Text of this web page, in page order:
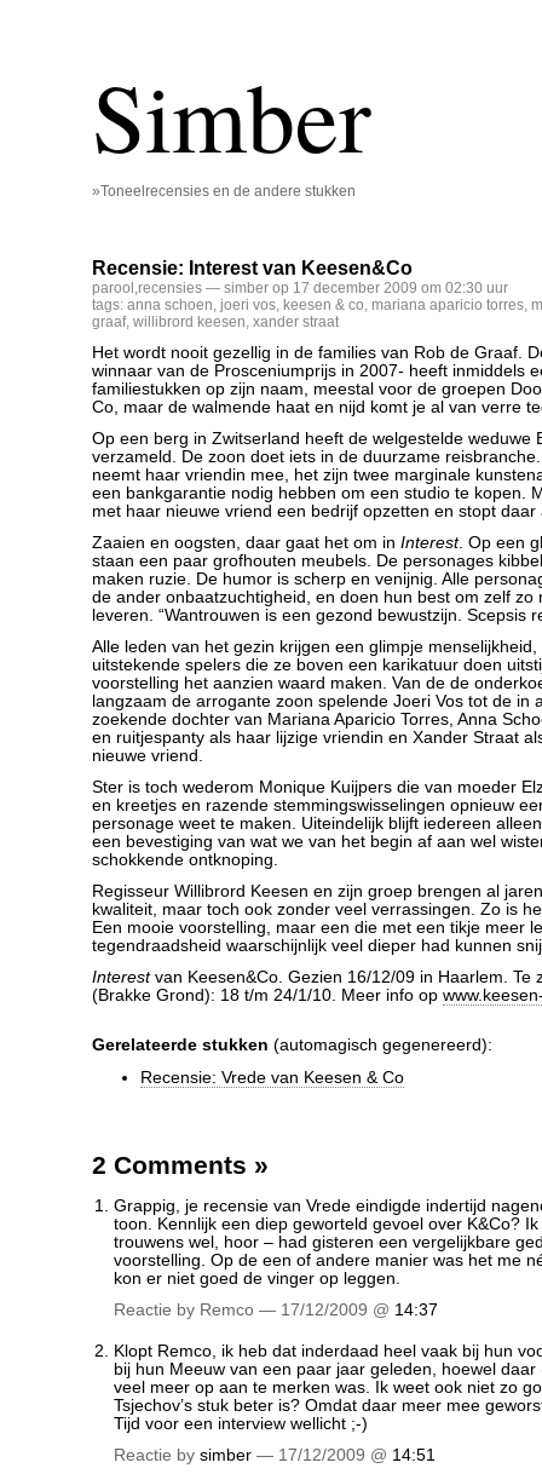
Simber
»Toneelrecensies en de andere stukken
Recensie: Interest van Keesen&Co
parool ,recensies — simber op 17 december 2009 om 02:30 uur
tags: anna schoen, joeri vos, keesen & co, mariana aparicio torres,
graaf, willibrord keesen, xander straat
Het wordt nooit gezellig in de families van Rob de Graaf.
winnaar van de Prosceniumprijs in 2007- heeft inmiddels
familiestukken op zijn naam, meestal voor de groepen
Co, maar de walmende haat en nijd komt je al van verre
Op een berg in Zwitserland heeft de welgestelde weduwe
verzameld. De zoon doet iets in de duurzame
neemt haar vriendin mee, het zijn twee marginale
een bankgarantie nodig hebben om een studio te kopen.
met haar nieuwe vriend een bedrijf opzetten en stopt daar
Zaaien en oogsten, daar gaat het om in Interest. Op een
staan een paar grofhouten meubels. De personages
maken ruzie. De humor is scherp en venijnig. Alle
de ander onbaatzuchtigheid, en doen hun best om zelf zo
leveren. “Wantrouwen is een gezond bewustzijn. Scepsis
Alle leden van het gezin krijgen een glimpje
uitstekende spelers die ze boven een karikatuur doen
voorstelling het aanzien waard maken. Van de de
langzaam de arrogante zoon spelende Joeri Vos tot de in
zoekende dochter van Mariana Aparicio Torres, Anna
en ruitjespanty als haar lijzige vriendin en Xander Straat
nieuwe vriend.
Ster is toch wederom Monique Kuijpers die van moeder
en kreetjes en razende stemmingswisselingen opnieuw
personage weet te maken. Uiteindelijk blijft iedereen
een bevestiging van wat we van het begin af aan wel
schokkende ontknoping.
Regisseur Willibrord Keesen en zijn groep brengen al
kwaliteit, maar toch ook zonder veel verrassingen. Zo is
Een mooie voorstelling, maar een die met een tikje meer
tegendraadsheid waarschijnlijk veel dieper had kunnen
Interestvan Keesen&Co. Gezien 16/12/09 in Haarlem. Te
(Brakke Grond): 18 t/m 24/1/10. Meer info op
Gerelateerde stukken (automagisch gegenereerd):
Recensie: Vrede van Keesen & Co
2 Comments »
Grappig, je recensie van Vrede eindigde indertijd
toon. Kennlijk een diep geworteld gevoel over K&Co?
trouwens wel, hoor – had gisteren een vergelijkbare
voorstelling. Op de een of andere manier was het me
kon er niet goed de vinger op leggen.
Reactie by Remco — 17/12/2009 @ 14:37
Klopt Remco, ik heb dat inderdaad heel vaak bij hun
bij hun Meeuw van een paar jaar geleden, hoewel
veel meer op aan te merken was. Ik weet ook niet zo
Tsjechov’s stuk beter is? Omdat daar meer mee
Tijd voor een interview wellicht ;-)
Reactie by simber — 17/12/2009 @ 14:51